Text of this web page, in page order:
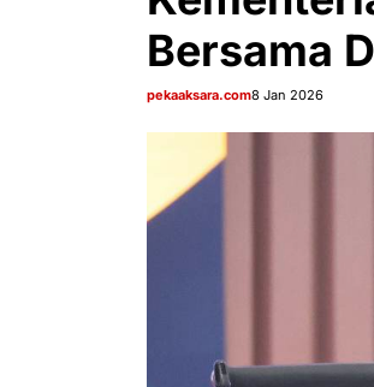
Bersama
pekaaksara.com8 Jan 2026